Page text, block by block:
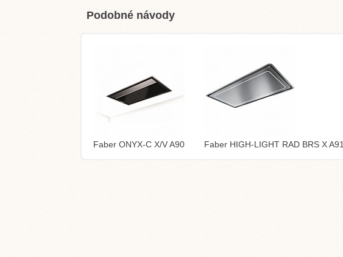
Podobné návody
Faber ONYX-C X/V A90 Faber HIGH-LIGHT RAD BRS X A91